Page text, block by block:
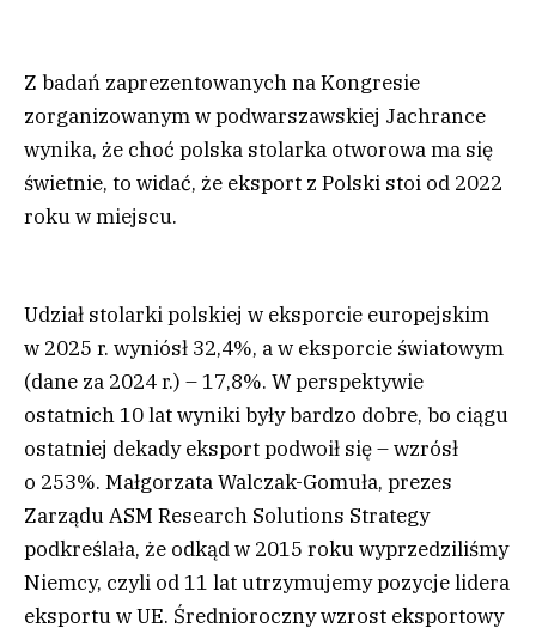
Z badań zaprezentowanych na Kongresie
zorganizowanym w podwarszawskiej Jachrance
wynika, że choć polska stolarka otworowa ma się
świetnie, to widać, że eksport z Polski stoi od 2022
roku w miejscu.
Udział stolarki polskiej w eksporcie europejskim
w 2025 r. wyniósł 32,4%, a w eksporcie światowym
(dane za 2024 r.) – 17,8%. W perspektywie
ostatnich 10 lat wyniki były bardzo dobre, bo ciągu
ostatniej dekady eksport podwoił się – wzrósł
o 253%. Małgorzata Walczak-Gomuła, prezes
Zarządu ASM Research Solutions Strategy
podkreślała, że odkąd w 2015 roku wyprzedziliśmy
Niemcy, czyli od 11 lat utrzymujemy pozycje lidera
eksportu w UE. Średnioroczny wzrost eksportowy